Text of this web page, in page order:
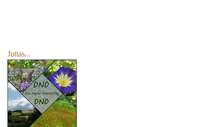
Juttas...